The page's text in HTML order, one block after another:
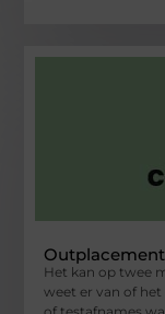
Het kan op twee
weet er van of